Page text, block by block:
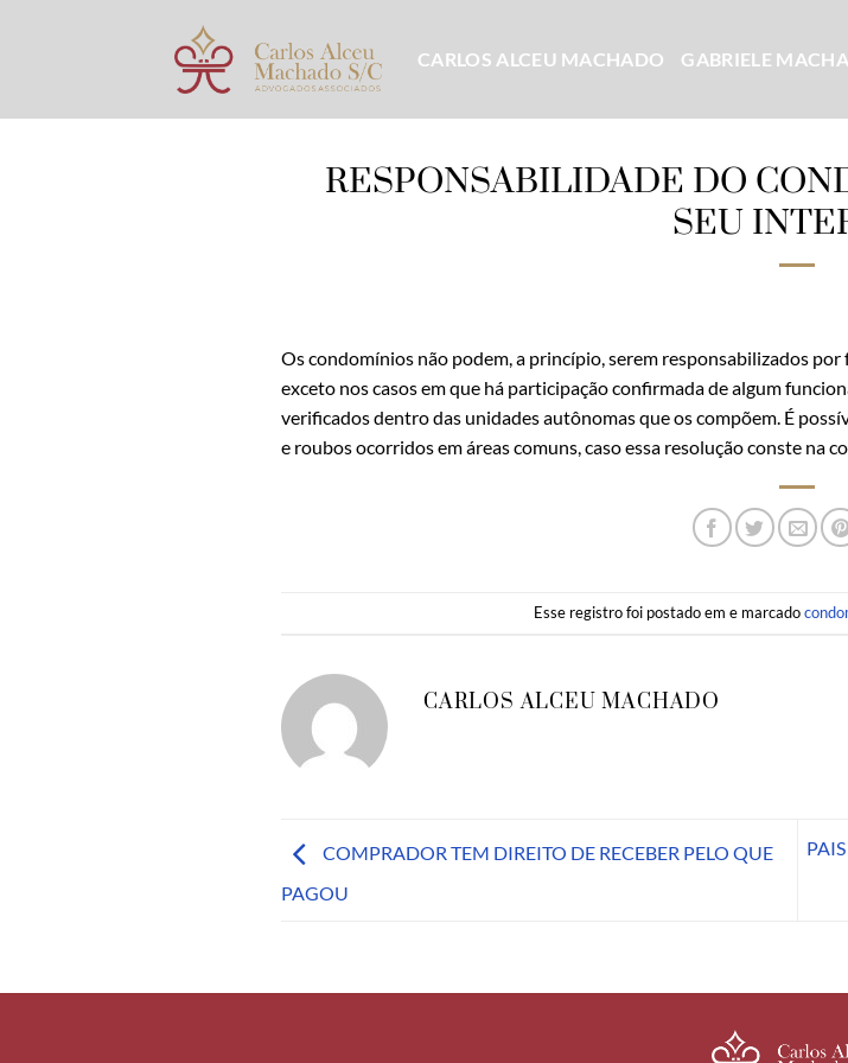
CARLOS ALCEU MACHADO GABRIELE
RESPONSABILIDADE DO
SEU
Os condomínios não podem, a princípio, serem responsabilizados
exceto nos casos em que há participação confirmada de algum
verificados dentro das unidades autônomas que os compõem. É
e roubos ocorridos em áreas comuns, caso essa resolução conste na
Esse registro foi postado em e marcado
CARLOS ALCEU MACHADO
COMPRADOR TEM DIREITO DE RECEBER PELO QUE
PAGOU